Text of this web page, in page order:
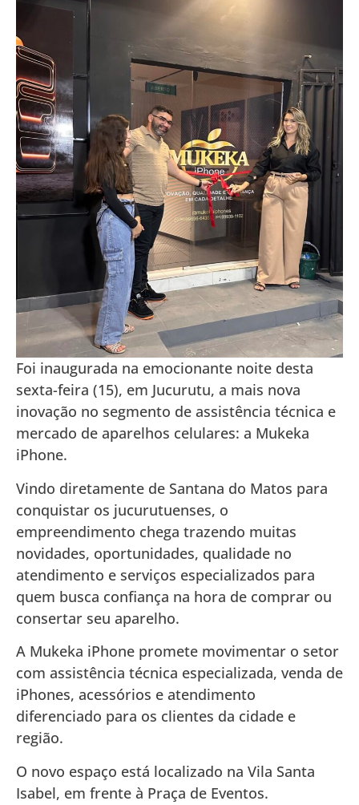
Foi inaugurada na emocionante noite desta
sexta-feira (15), em Jucurutu, a mais nova
inovação no segmento de assistência técnica e
mercado de aparelhos celulares: a Mukeka
iPhone.
Vindo diretamente de Santana do Matos para
conquistar os jucurutuenses, o
empreendimento chega trazendo muitas
novidades, oportunidades, qualidade no
atendimento e serviços especializados para
quem busca confiança na hora de comprar ou
consertar seu aparelho.
A Mukeka iPhone promete movimentar o setor
com assistência técnica especializada, venda de
iPhones, acessórios e atendimento
diferenciado para os clientes da cidade e
região.
O novo espaço está localizado na Vila Santa
Isabel, em frente à Praça de Eventos.